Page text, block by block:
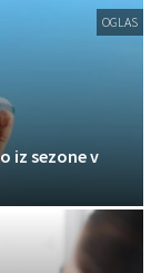
OGLAS
iz sezone v